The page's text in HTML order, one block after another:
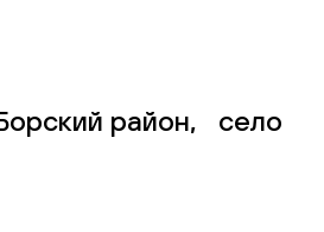
район, село